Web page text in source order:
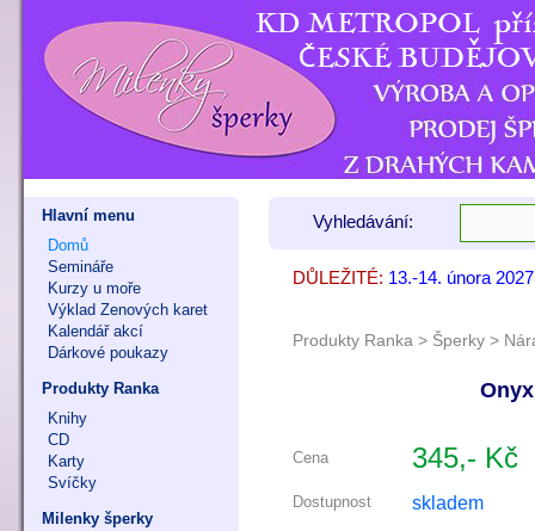
Hlavní menu
Domů
Semináře
Kurzy u moře
Výklad Zenových karet
Kalendář akcí
Dárkové poukazy
Produkty Ranka
Knihy
CD
Karty
Svíčky
Milenky šperky
Vyhledávání:
DŮLEŽITÉ: 13.-14. února
7. - 8. listopadu
9. - 11. října 2026
Produkty Ranka > Šperky >
Cena 345,- Kč
Dostupnost skladem